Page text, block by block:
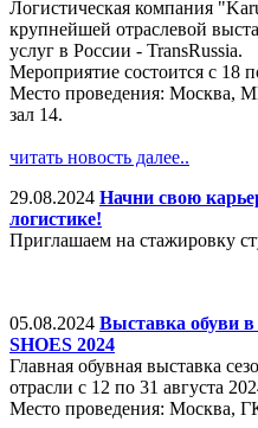
Логистическая компания
крупнейшей отраслевой
услуг в России - TransRussia.
Мероприятие состоится с 18
Место проведения: Москва,
зал 14.
читать новость далее..
29.08.2024 Начни свою
логистике!
Приглашаем на стажировку
05.08.2024 Выставка
SHOES 2024
Главная обувная выставка
отрасли с 12 по 31 августа
Место проведения: Москва,